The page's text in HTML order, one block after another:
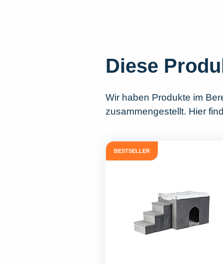
Diese
Wir haben Produkte im
zusammengestellt. Hier
BESTSELLER